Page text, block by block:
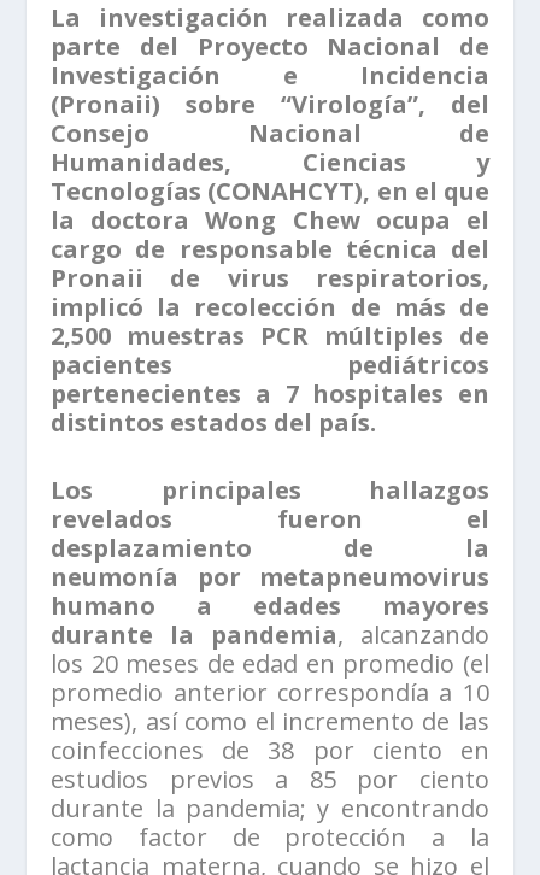
La investigación realizada como
parte del Proyecto Nacional de
Investigación e Incidencia
(Pronaii) sobre “Virología”, del
Consejo Nacional de
Humanidades, Ciencias y
Tecnologías (CONAHCYT), en el que
la doctora Wong Chew ocupa el
cargo de responsable técnica del
Pronaii de virus respiratorios,
implicó la recolección de más de
2,500 muestras PCR múltiples de
pacientes pediátricos
pertenecientes a 7 hospitales en
distintos estados del país.
Los principales hallazgos
revelados fueron el
desplazamiento de la
neumonía por metapneumovirus
humano a edades mayores
durante la pandemia, alcanzando
los 20 meses de edad en promedio (el
promedio anterior correspondía a 10
meses), así como el incremento de las
coinfecciones de 38 por ciento en
estudios previos a 85 por ciento
durante la pandemia; y encontrando
como factor de protección a la
lactancia materna, cuando se hizo el